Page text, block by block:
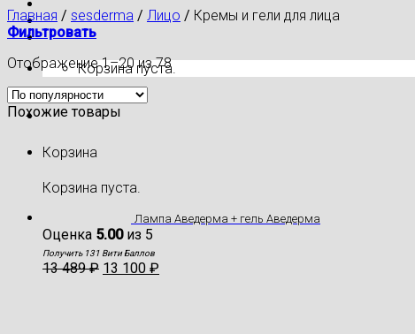
Корзина пуста.
Корзина
Корзина пуста.
Главная / sesderma / Лицо / Кремы и гели для лица
Фильтровать
Отображение 1–20 из 78
Похожие товары
Лампа Аведерма + гель Аведерма
Оценка 5.00из 5
Получить 131 Вити Баллов
13 489₽ 13 100 ₽